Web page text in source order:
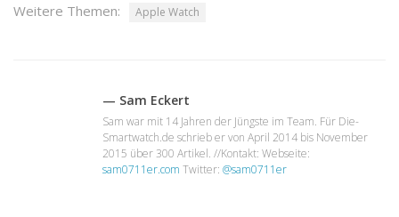
Weitere Themen: Apple Watch
— Sam Eckert
Sam war mit 14 Jahren der Jüngste im Team. Für Die-
Smartwatch.de schrieb er von April 2014 bis November
2015 über 300 Artikel. //Kontakt: Webseite:
sam0711er.com Twitter: @sam0711er